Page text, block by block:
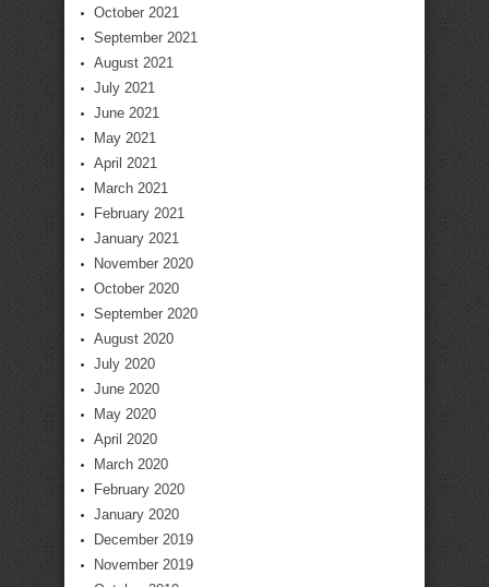
October 2021
September 2021
August 2021
July 2021
June 2021
May 2021
April 2021
March 2021
February 2021
January 2021
November 2020
October 2020
September 2020
August 2020
July 2020
June 2020
May 2020
April 2020
March 2020
February 2020
January 2020
December 2019
November 2019